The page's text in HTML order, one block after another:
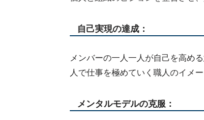
自己実現の達成：
メンバーの一人一人が自己を高め
人で仕事を極めていく職人のイメー
メンタルモデルの克服：